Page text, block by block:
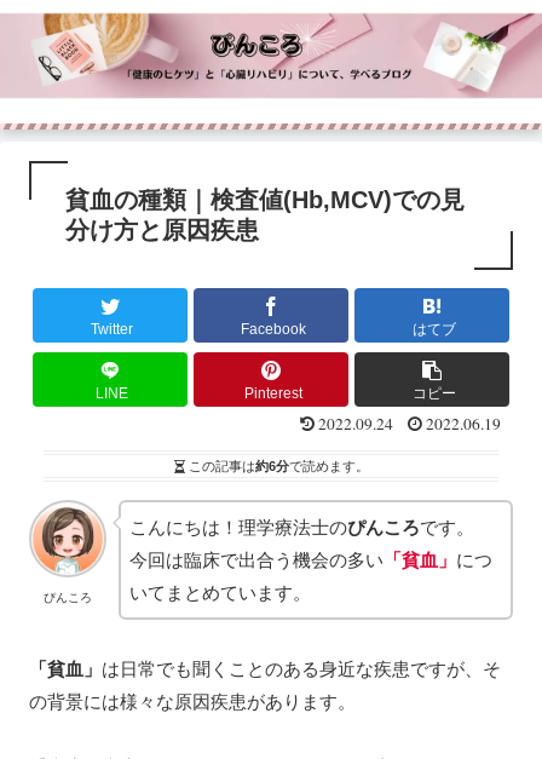
貧血の種類｜検査値(Hb,MCV)での見
分け方と原因疾患
Twitter Facebook はてブ
LINE Pinterest コピー
2022.09.24 2022.06.19
この記事は約6分で読めます。
ぴんころ
こんにちは！理学療法士のぴんころです。
今回は臨床で出合う機会の多い 「貧血」 につ
いてまとめています。
「貧血」 は日常でも聞くことのある身近な疾患ですが、そ
の背景には様々な原因疾患があります。